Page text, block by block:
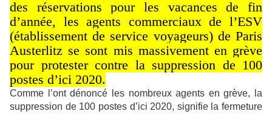
des réservations pour les vacances de fin
d’année, les agents commerciaux de l’ESV
(établissement de service voyageurs) de Paris
Austerlitz se sont mis massivement en grève
pour protester contre la suppression de 100
postes d’ici 2020.
Comme l’ont dénoncé les nombreux agents en grève, la
suppression de 100 postes d’ici 2020, signifie la fermeture